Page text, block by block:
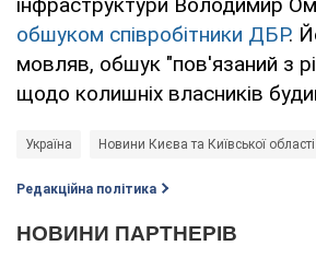
інфраструктури Володимир
обшуком співробітники ДБР.
мовляв, обшук "пов'язаний з
щодо колишніх власників
Україна Новини Києва та Київської області
Редакційна політика